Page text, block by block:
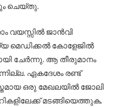
ചെയ്തു.
വയസ്സില്‍ ജാൻവി
മെഡിക്കല്‍ കോളേജില്‍
ചേർന്നു. ആ തീരുമാനം
ഏകദേശം രണ്ട്
ഒരു മേഖലയില്‍ ജോലി
മടങ്ങിയെത്തുക,